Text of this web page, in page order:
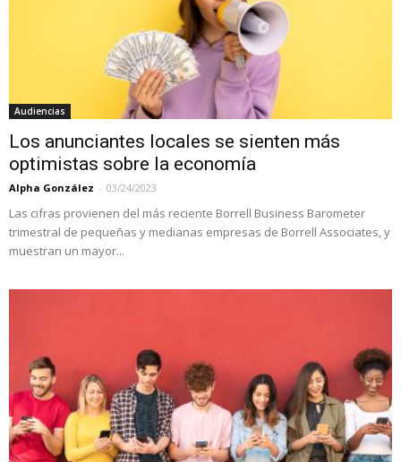
Audiencias
Los anunciantes locales se sienten más
optimistas sobre la economía
Alpha González - 03/24/2023
Las cifras provienen del más reciente Borrell Business Barometer
trimestral de pequeñas y medianas empresas de Borrell Associates, y
muestran un mayor...